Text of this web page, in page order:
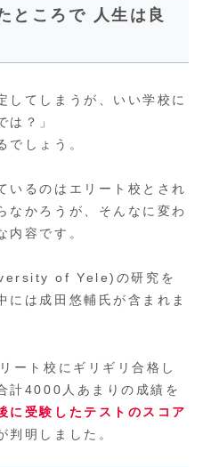
ところで 人生は良
してしまうが、いい学校に
は？」
でしょう。
いるのはエリート校とされ
なかろうが、そんなに変わ
内容です。
of Yele)の研究を
には成田悠輔氏が含まれま
ート校にギリギリ合格し
計4000人あまりの成績を
に受験したテストのスコア
判明しました。